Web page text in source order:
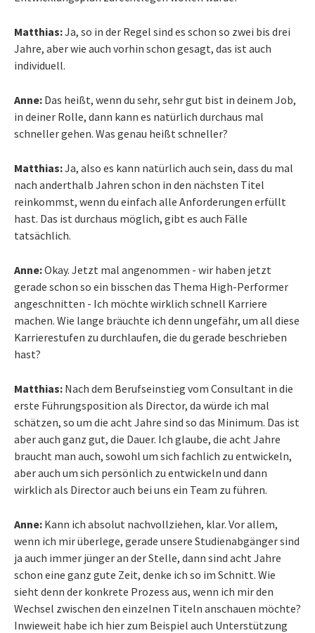
Matthias:Ja, so in der Regel sind es schon so zwei bis drei
Jahre, aber wie auch vorhin schon gesagt, das ist auch
individuell.
Anne: Das heißt, wenn du sehr, sehr gut bist in deinem Job,
in deiner Rolle, dann kann es natürlich durchaus mal
schneller gehen. Was genau heißt schneller?
Matthias:Ja, also es kann natürlich auch sein, dass du mal
nach anderthalb Jahren schon in den nächsten Titel
reinkommst, wenn du einfach alle Anforderungen erfüllt
hast. Das ist durchaus möglich, gibt es auch Fälle
tatsächlich.
Anne:Okay. Jetzt mal angenommen - wir haben jetzt
gerade schon so ein bisschen das Thema High-Performer
angeschnitten - Ich möchte wirklich schnell Karriere
machen. Wie lange bräuchte ich denn ungefähr, um all diese
Karrierestufen zu durchlaufen, die du gerade beschrieben
hast?
Matthias: Nach dem Berufseinstieg vom Consultant in die
erste Führungsposition als Director, da würde ich mal
schätzen, so um die acht Jahre sind so das Minimum. Das ist
aber auch ganz gut, die Dauer. Ich glaube, die acht Jahre
braucht man auch, sowohl um sich fachlich zu entwickeln,
aber auch um sich persönlich zu entwickeln und dann
wirklich als Director auch bei uns ein Team zu führen.
Anne: Kann ich absolut nachvollziehen, klar. Vor allem,
wenn ich mir überlege, gerade unsere Studienabgänger sind
ja auch immer jünger an der Stelle, dann sind acht Jahre
schon eine ganz gute Zeit, denke ich so im Schnitt. Wie
sieht denn der konkrete Prozess aus, wenn ich mir den
Wechsel zwischen den einzelnen Titeln anschauen möchte?
Inwieweit habe ich hier zum Beispiel auch Unterstützung